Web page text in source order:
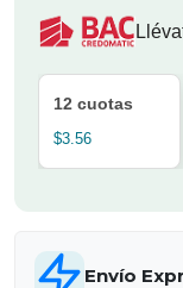
12 cuotas
$3.56
Envío